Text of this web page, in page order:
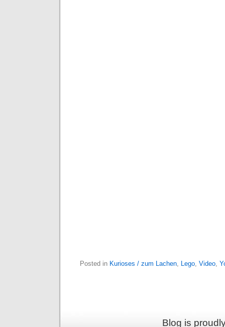
Posted in Kurioses / zum Lachen, Lego, Video,
Blog is